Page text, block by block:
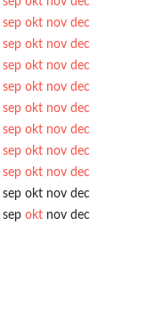
sep okt nov dec
sep okt nov dec
sep okt nov dec
sep okt nov dec
sep okt nov dec
sep okt nov dec
sep okt nov dec
sep okt nov dec
sep okt nov dec
sep okt nov dec